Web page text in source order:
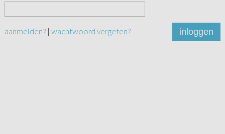
aanmelden? | wachtwoord vergeten? inloggen